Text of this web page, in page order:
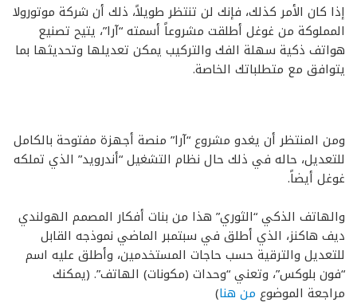
إذا كان الأمر كذلك، فإنك لن تنتظر طويلاً، ذلك أن شركة موتورولا
المملوكة من غوغل أطلقت مشروعاً أسمته “آرا”، يتيح تصنيع
هواتف ذكية سهلة الفك والتركيب يمكن تعديلها وتحديثها بما
يتوافق مع متطلباتك الخاصة.
ومن المنتظر أن يغدو مشروع “آرا” منصة أجهزة مفتوحة بالكامل
للتعديل، حاله في ذلك حال نظام التشغيل “أندرويد” الذي تملكه
غوغل أيضاً.
والهاتف الذكي “الثوري” هذا من بنات أفكار المصمم الهولندي
ديف هاكنز، الذي أطلق في سبتمبر الماضي نموذجه القابل
للتعديل والترقية حسب حاجات المستخدمين، وأطلق عليه اسم
“فون بلوكس”، وتعني “وحدات (مكونات) الهاتف”. (يمكنك
مراجعة الموضوع من هنا)